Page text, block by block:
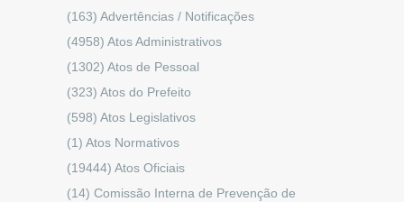
(163) Advertências / Notificações
(4958) Atos Administrativos
(1302) Atos de Pessoal
(323) Atos do Prefeito
(598) Atos Legislativos
(1) Atos Normativos
(19444) Atos Oficiais
(14) Comissão Interna de Prevenção de